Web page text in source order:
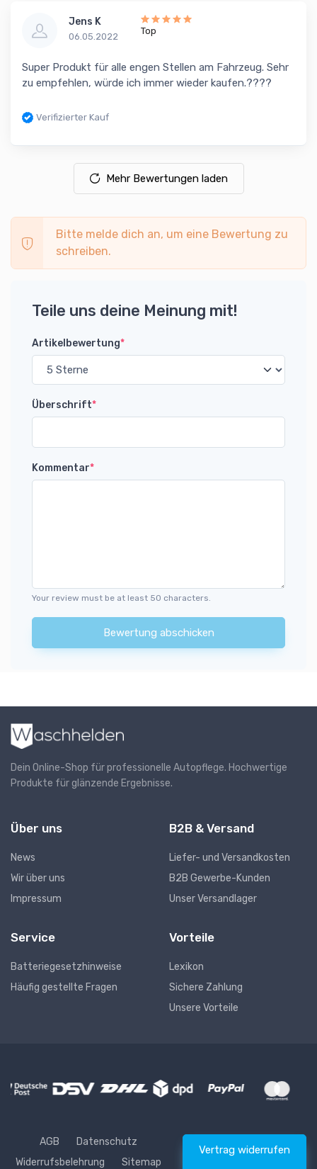
Jens K
06.05.2022
Top
Super Produkt für alle engen Stellen am Fahrzeug. Sehr
zu empfehlen, würde ich immer wieder kaufen.????
Verifizierter Kauf
Mehr Bewertungen laden
Bitte melde dich an, um eine Bewertung zu
schreiben.
Teile uns deine Meinung mit!
Artikelbewertung*
Überschrift*
Kommentar*
Your review must be at least 50 characters.
Bewertung abschicken
Dein Online-Shop für professionelle Autopflege. Hochwertige
Produkte für glänzende Ergebnisse.
Über uns
News
Wir über uns
Impressum
B2B & Versand
Liefer- und Versandkosten
B2B Gewerbe-Kunden
Unser Versandlager
Service
Batteriegesetzhinweise
Häufig gestellte Fragen
Vorteile
Lexikon
Sichere Zahlung
Unsere Vorteile
AGB
Datenschutz
Widerrufsbelehrung
Sitemap
Vertrag widerrufen